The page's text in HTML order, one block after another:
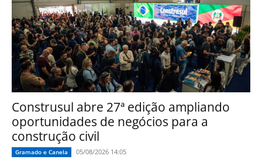
Construsul abre 27ª edição ampliando
oportunidades de negócios para a
construção civil
Gramado e Canela 05/08/2026 14:05